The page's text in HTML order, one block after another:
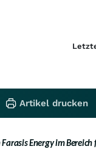
Energy im
Artikel drucken